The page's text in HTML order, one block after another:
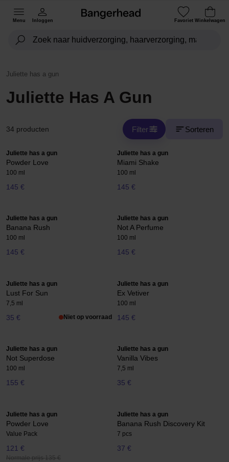
Menu Inloggen Favoriet Winkelwagen
Juliette has a gun
Juliette Has A Gun
34 producten Filter Sorteren
Juliette has a gun
Powder Love
100 ml
145 €
Juliette has a gun
Miami Shake
100 ml
145 €
Juliette has a gun
Banana Rush
100 ml
145 €
Juliette has a gun
Not A Perfume
100 ml
145 €
Juliette has a gun
Lust For Sun
7,5 ml
35 € Niet op voorraad
Juliette has a gun
Ex Vetiver
100 ml
145 €
Juliette has a gun
Not Superdose
100 ml
155 €
Juliette has a gun
Vanilla Vibes
7,5 ml
35 €
Juliette has a gun
Powder Love
Value Pack
121 €
Normale prijs 135 €
Juliette has a gun
Banana Rush Discovery Kit
7 pcs
37 €